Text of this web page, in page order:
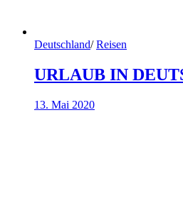
Deutschland/ Reisen
URLAUB IN
13. Mai 2020